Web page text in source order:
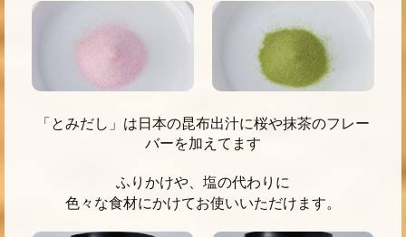
「とみだし」は日本の昆布出汁に桜や抹茶のフレー
バーを加えてます
ふりかけや、塩の代わりに
色々な食材にかけてお使いいただけます。